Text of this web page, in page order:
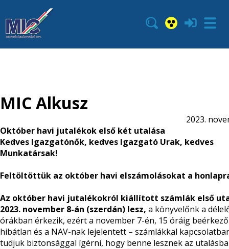
MIC Alkusz
2023.
Október havi jutalékok első két utalása
Kedves Igazgatónők, kedves Igazgató Urak, kedves
Munkatársak!
Feltöltöttük az október havi elszámolásokat a
Az október havi jutalékokról kiállított számlák első
2023. november 8-án (szerdán) lesz, a könyvelőnka
órákban érkezik, ezért a november 7-én, 15 óráig
hibátlan és a NAV-nak lejelentett – számlákkal
tudjuk biztonsággal ígérni, hogy benne lesznek az